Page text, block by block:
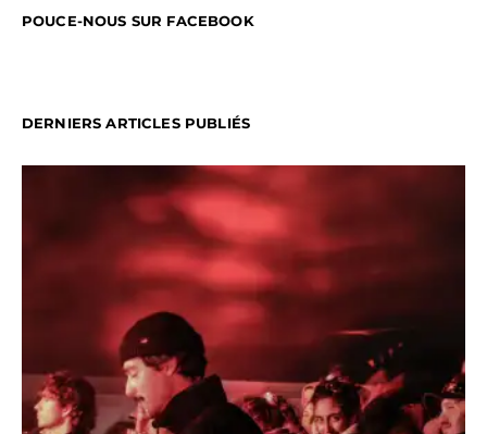
POUCE-NOUS SUR FACEBOOK
DERNIERS ARTICLES PUBLIÉS